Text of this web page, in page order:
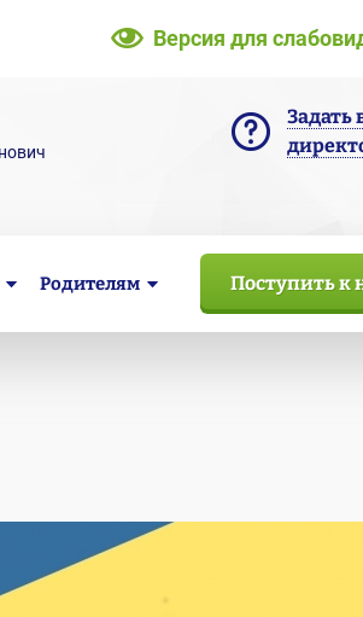
Версия для
Задать
Родителям Поступить к